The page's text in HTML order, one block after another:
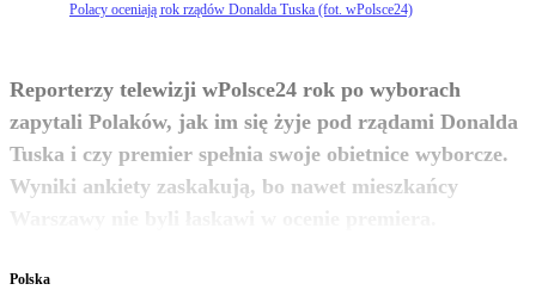
Polacy oceniają rok rządów Donalda Tuska (fot. wPolsce24)
Reporterzy telewizji wPolsce24 rok po wyborach
zapytali Polaków, jak im się żyje pod rządami Donalda
Tuska i czy premier spełnia swoje obietnice wyborcze.
Wyniki ankiety zaskakują, bo nawet mieszkańcy
zobacz więcej
Polska